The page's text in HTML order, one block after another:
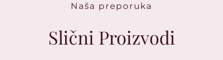
Naša preporuka
Slični Proizvodi